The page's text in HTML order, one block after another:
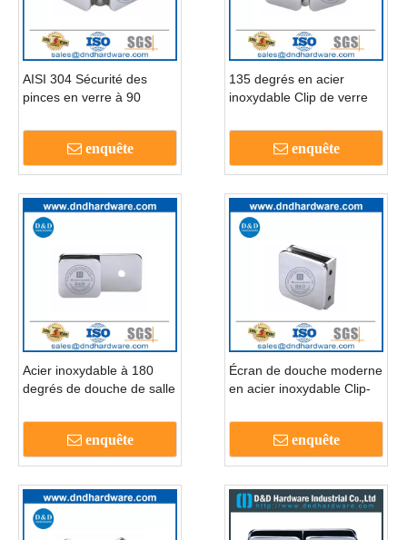
AISI 304 Sécurité des
pinces en verre à 90
verre DDGC005
enquête
135 degrés en acier
inoxydable Clip de verre
enquête
Acier inoxydable à 180
degrés de douche de salle
verre à la pince-ddgc003
enquête
Écran de douche moderne
en acier inoxydable Clip-
enquête